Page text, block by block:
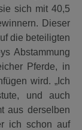
sich mit 40,5
Dieser
die beteiligten
Abstammung
Pferde, in
wird. „Ich
und auch
aus derselben
ich schon auf